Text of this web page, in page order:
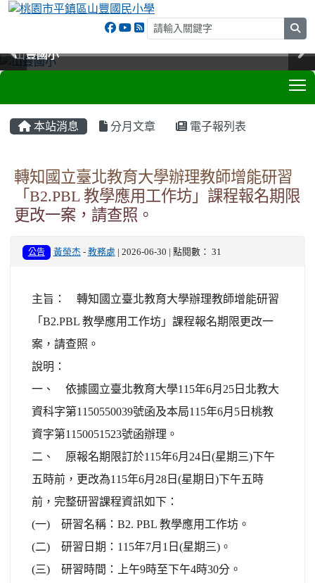
山豐國小
山豐國小
山豐國小
山豐國小
本站消息 分月文章 電子報列表
轉知國立臺北教育大學辦理教師增能研習
「B2.PBL 教學應用工作坊」課程報名期限
更改一案，請查照。
公告 黃榮杰 - 教務處 | 2026-06-30 | 點閱數： 31
主旨： 轉知國立臺北教育大學辦理教師增能研習
「B2.PBL 教學應用工作坊」課程報名期限更改一
案，請查照。
說明：
一、 依據國立臺北教育大學115年6月25日北教大
資科字第1150550039號函及本局115年6月5日桃教
資字第1150051523號函辦理。
二、 原報名期限訂於115年6月24日(星期三)下午
五時前，更改為115年6月28日(星期日)下午五時
前，完整研習課程資訊如下：
(一) 研習名稱：B2. PBL 教學應用工作坊。
(二) 研習日期：115年7月1日(星期三)。
(三) 研習時間：上午9時至下午4時30分。